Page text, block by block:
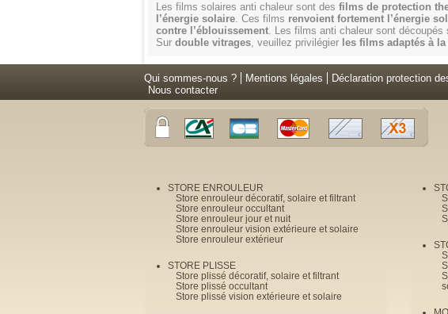
Les films solaires anti chaleur sont des films de protection
l’énergie solaire. Ces films renvoient fortement l’énergie
contre l’éblouissement. Les films anti chaleur sont découpés
Sur double vitrages, veuillez privilégier les films adaptés à
Qui sommes-nous ? Mentions légales Déclaration protection
Nous contacter
STORE ENROULEUR
Store enrouleur décoratif, solaire et filtrant
Store enrouleur occultant
Store enrouleur jour et nuit
Store enrouleur vision extérieure et solaire
Store enrouleur extérieur
STORE PLISSE
Store plissé décoratif, solaire et filtrant
Store plissé occultant
Store plissé vision extérieure et solaire